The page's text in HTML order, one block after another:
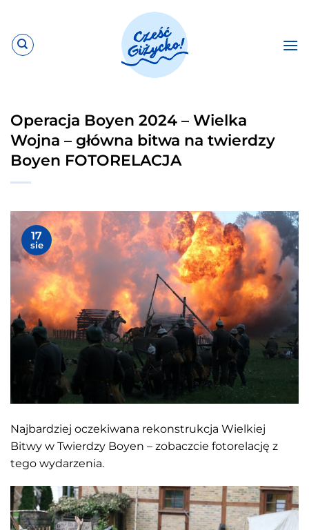
zawartości
Operacja Boyen 2024 – Wielka
Wojna – główna bitwa na twierdzy
Boyen FOTORELACJA
17
sie
Najbardziej oczekiwana rekonstrukcja Wielkiej
Bitwy w Twierdzy Boyen – zobaczcie fotorelację z
tego wydarzenia.